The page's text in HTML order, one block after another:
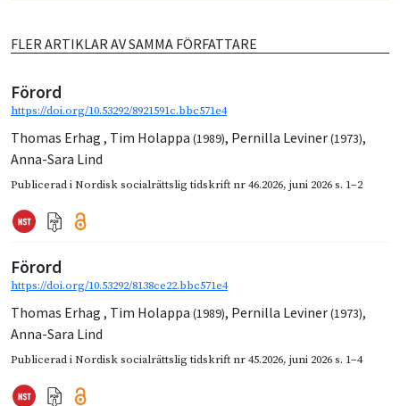
FLER ARTIKLAR AV SAMMA FÖRFATTARE
Förord
https://doi.org/10.53292/8921591c.bbc571e4
Thomas Erhag , Tim Holappa (1989), Pernilla Leviner(1973),
Anna-Sara Lind
Publicerad iNordisk socialrättslig tidskrift nr 46.2026, juni 2026s. 1–2
Förord
https://doi.org/10.53292/8138ce22.bbc571e4
Thomas Erhag , Tim Holappa (1989), Pernilla Leviner(1973),
Anna-Sara Lind
Publicerad iNordisk socialrättslig tidskrift nr 45.2026, juni 2026s. 1–4